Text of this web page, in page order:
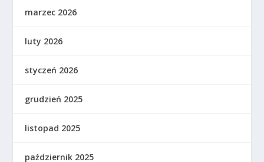
marzec 2026
luty 2026
styczeń 2026
grudzień 2025
listopad 2025
październik 2025